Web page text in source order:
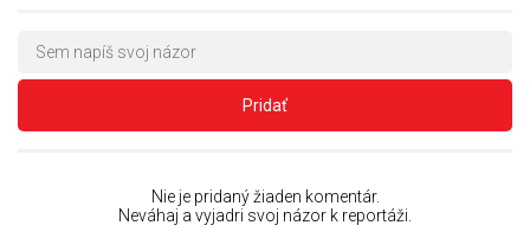
Pridať
Nie je pridaný žiaden komentár.
Neváhaj a vyjadri svoj názor k reportáži.